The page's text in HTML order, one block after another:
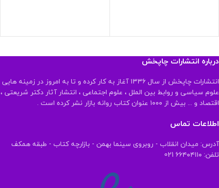
درباره انتشارات چاپخش
انتشارات چاپخش از سال ۱۳۳۶ آغاز به کار کرده و تا به امروز در زمینه هایی
علوم سیاسی و روابط بین الملل ، علوم اجتماعی ، انتشار آثار دکتر شریعتی ،
اقتصاد و ... بیش از ۱۰۰۰ عنوان کتاب روانه بازار نشر کرده است .
اطلاعات تماس
آدرس: میدان انقلاب - روبروی سینما بهمن - بازارچه کتاب - طبقه همکف
تلفن: ۶۶۴۰۴۱۱۰ 021